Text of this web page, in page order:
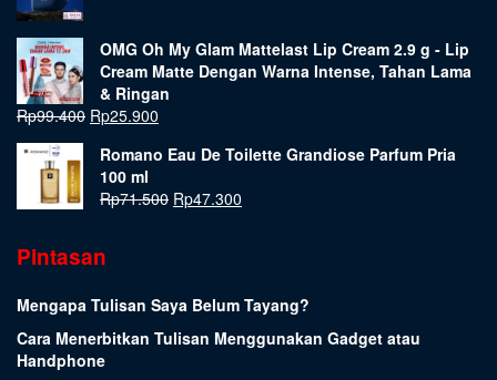
OMG Oh My Glam Mattelast Lip Cream 2.9 g - Lip
Cream Matte Dengan Warna Intense, Tahan Lama
& Ringan
Rp99.400 Rp25.900
Romano Eau De Toilette Grandiose Parfum Pria
100 ml
Rp71.500 Rp47.300
Pintasan
Mengapa Tulisan Saya Belum Tayang?
Cara Menerbitkan Tulisan Menggunakan Gadget atau
Handphone